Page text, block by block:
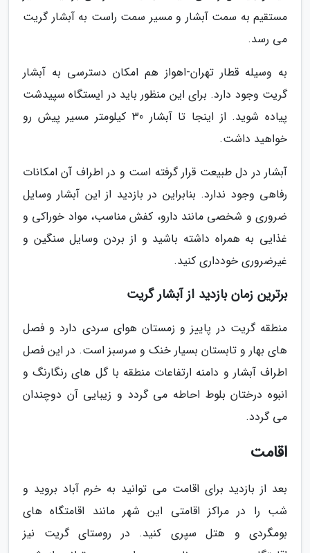
مستقیم به سمت آبشار و مسیر سمت راست به آبشار گریت
می رسد.
به وسیله قطار تهران-اهواز هم امکان دسترسی به آبشار
گریت وجود دارد. برای این منظور باید در ایستگاه سپیدشت
پیاده شوید. از اینجا تا آبشار 30 کیلومتر مسیر پیش رو
خواهید داشت.
آبشار در دل طبیعت قرار گرفته است و در اطراف آن امکانات
رفاهی وجود ندارد. بنابراین در بازدید از این آبشار وسایل
ضروری و شخصی مانند دارو، کفش مناسب، مواد خوراکی و
غذایی به همراه داشته باشید و از بردن وسایل سنگین و
غیرضروری خودداری کنید.
برترین زمان بازدید از آبشار گریت
منطقه گریت در پاییز و زمستان هوای سردی دارد و فصل
های بهار و تابستان بسیار خنک و سرسبز است. در این فصل
اطراف آبشار و دامنه ارتفاعات منطقه با گل های رنگارنگ و
انبوه درختان بلوط احاطه می گردد و زیبایی آن دوچندان
می گردد.
اقامت
بعد از بازدید برای اقامت می توانید به خرم آباد بروید و
شب را در مراکز اقامتی این شهر مانند اقامتگاه های
بومگردی و هتل سپری کنید. در روستای گریت نیز